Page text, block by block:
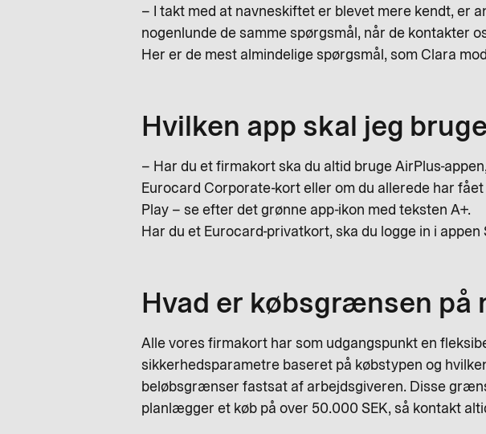
– I takt med at navneskiftet er blevet mere kendt, er
nogenlunde de samme spørgsmål, når de kontakter
Her er de mest almindelige spørgsmål, som Clara
Hvilken app skal jeg
– Har du et firmakort ska du altid bruge AirPlus-
Eurocard Corporate-kort eller om du allerede har
Play – se efter det grønne app-ikon med teksten A+.
Har du et Eurocard-privatkort, ska du logge in i appen
Hvad er købsgrænsen på
Alle vores firmakort har som udgangspunkt en
sikkerhedsparametre baseret på købstypen og
beløbsgrænser fastsat af arbejdsgiveren. Disse
planlægger et køb på over 50.000 SEK, så kontakt